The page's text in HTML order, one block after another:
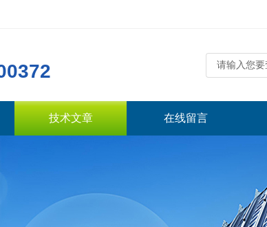
技术文章 在线留言